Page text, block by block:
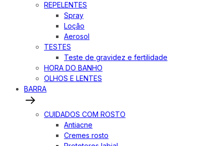
REPELENTES
Spray
Loção
Aerosol
TESTES
Teste de gravidez e fertilidade
HORA DO BANHO
OLHOS E LENTES
BARRA
CUIDADOS COM ROSTO
Antiacne
Cremes rosto